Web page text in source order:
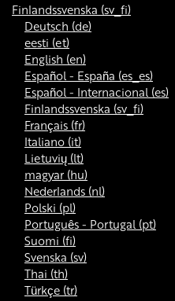
Finlandssvenska ‎(sv_fi)‎
Deutsch ‎(de)‎
eesti ‎(et)‎
English ‎(en)‎
Español - España ‎(es_es)‎
Español - Internacional ‎(es)‎
Finlandssvenska ‎(sv_fi)‎
Français ‎(fr)‎
Italiano ‎(it)‎
Lietuvių ‎(lt)‎
magyar ‎(hu)‎
Nederlands ‎(nl)‎
Polski ‎(pl)‎
Português - Portugal ‎(pt)‎
Suomi ‎(fi)‎
Svenska ‎(sv)‎
Thai ‎(th)‎
Türkçe ‎(tr)‎